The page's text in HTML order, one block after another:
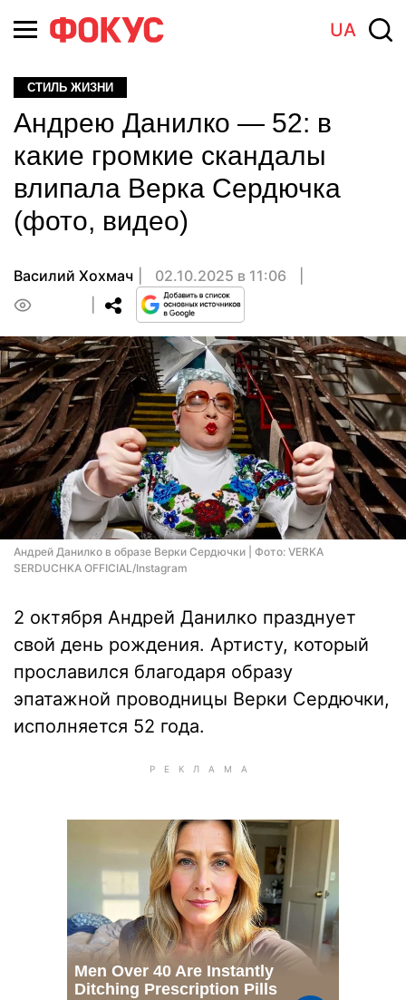
UA
СТИЛЬ ЖИЗНИ
Андрею Данилко — 52: в
какие громкие скандалы
влипала Верка Сердючка
(фото, видео)
Василий Хохмач
02.10.2025 в 11:06
Андрей Данилко в образе Верки Сердючки | Фото: VERKA
SERDUCHKA OFFICIAL/Instagram
2 октября Андрей Данилко празднует
свой день рождения. Артисту, который
прославился благодаря образу
эпатажной проводницы Верки Сердючки,
исполняется 52 года.